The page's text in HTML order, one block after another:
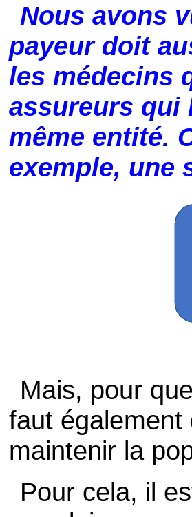
Nous avons
payeur doit
les médecins
assureurs qui
même entité.
exemple, une
Mais, pour
faut également
maintenir la
Pour cela, il